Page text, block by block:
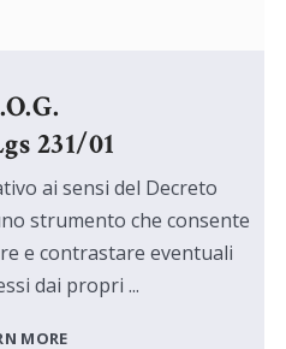
231/01
ai sensi del Decreto
strumento che consente
e contrastare eventuali
dai propri ...
MORE